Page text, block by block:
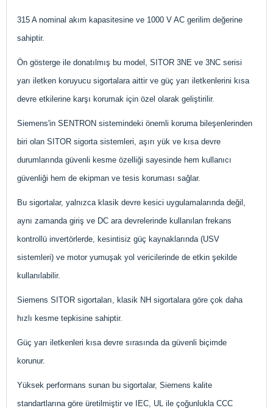
315 A nominal akım kapasitesine ve 1000 V AC gerilim değerine
sahiptir.
Ön gösterge ile donatılmış bu model, SITOR 3NE ve 3NC serisi
yarı iletken koruyucu sigortalara aittir ve güç yarı iletkenlerini kısa
devre etkilerine karşı korumak için özel olarak geliştirilir.
Siemens'in SENTRON sistemindeki önemli koruma bileşenlerinden
biri olan SITOR sigorta sistemleri, aşırı yük ve kısa devre
durumlarında güvenli kesme özelliği sayesinde hem kullanıcı
güvenliği hem de ekipman ve tesis koruması sağlar.
Bu sigortalar, yalnızca klasik devre kesici uygulamalarında değil,
aynı zamanda giriş ve DC ara devrelerinde kullanılan frekans
kontrollü invertörlerde, kesintisiz güç kaynaklarında (USV
sistemleri) ve motor yumuşak yol vericilerinde de etkin şekilde
kullanılabilir.
Siemens SITOR sigortaları, klasik NH sigortalara göre çok daha
hızlı kesme tepkisine sahiptir.
Güç yarı iletkenleri kısa devre sırasında da güvenli biçimde
korunur.
Yüksek performans sunan bu sigortalar, Siemens kalite
standartlarına göre üretilmiştir ve IEC, UL ile çoğunlukla CCC